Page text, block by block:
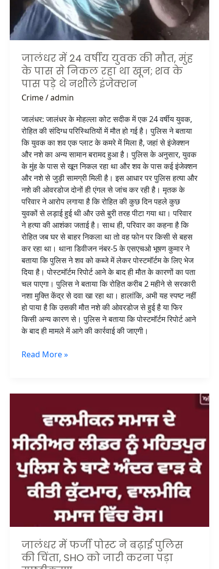
जालंधर में 24 वर्षीय युवक की मौत, मुंह
के पास से निकल रहा था खून; शव के
पास पड़े थे नशीेले इंजेक्शन
Crime/admin
जालंधर: जालंधर के मोहल्ला कोट सदीक में एक 24 वर्षीय युवक,
रोहित की संदिग्ध परिस्थितियों में मौत हो गई है। पुलिस ने बताया
कि युवक का शव एक प्लाट के कमरे में मिला है, जहां से इंजेक्शन
और नशे का अन्य सामान बरामद हुआ है। पुलिस के अनुसार, युवक
के मुंह के पास से खून निकल रहा था और शव के पास कई इंजेक्शन
और नशे से जुड़ी सामग्री मिली है। इस आधार पर पुलिस हत्या और
नशे की ओवरडोज दोनों ही एंगल से जांच कर रही है। मृतक के
परिवार ने आरोप लगाया है कि रोहित की कुछ दिन पहले कुछ
युवकों से लड़ाई हुई थी और उसे बुरी तरह पीटा गया था। परिवार
ने हत्या की आशंका जताई है। साथ ही, परिवार का कहना है कि
रोहित जब घर से बाहर निकला था तो वह फोन पर किसी से बहस
कर रहा था। थाना डिवीजन नंबर-5 के एसएचओ भूषण कुमार ने
बताया कि पुलिस ने शव को कब्जे में लेकर पोस्टमॉर्टम के लिए भेज
दिया है। पोस्टमॉर्टम रिपोर्ट आने के बाद ही मौत के कारणों का पता
चल पाएगा। पुलिस ने बताया कि रोहित करीब 2 महीने से सरकारी
नशा मुक्ति केंद्र से दवा खा रहा था। हालांकि, अभी यह स्पष्ट नहीं
हो पाया है कि उसकी मौत नशे की ओवरडोज से हुई है या फिर
किसी अन्य कारण से। पुलिस ने बताया कि पोस्टमॉर्टम रिपोर्ट आने
के बाद ही मामले में आगे की कार्रवाई की जाएगी।
के
पास
से
निकल
रहा
था
खून;
शव
के
पड़े
थे
नशीेले
इंजेक्शन
Read More »
जालंधर में फर्जी पोस्ट ने बढ़ाई पुलिस
की चिंता, SHO को जारी करना पड़ा
पोस्ट
ने
बढ़ाई
पुलिस
की
चिंता,
जारी
करना
पड़ा
स्पष्टीकरण